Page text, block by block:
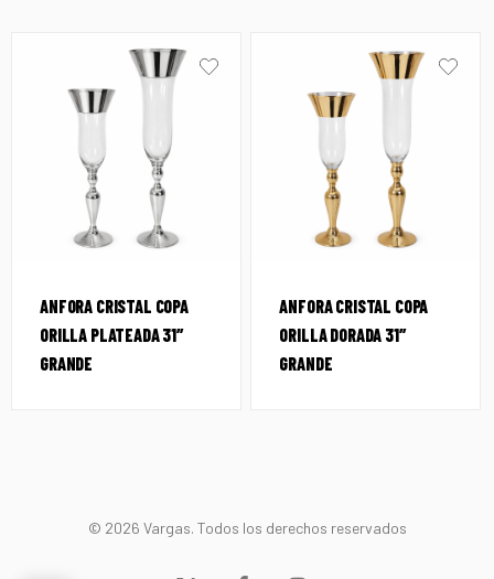
ANFORA CRISTAL COPA
ORILLA PLATEADA 31″
GRANDE
ANFORA CRISTAL COPA
ORILLA DORADA 31″
GRANDE
© 2026 Vargas. Todos los derechos reservados